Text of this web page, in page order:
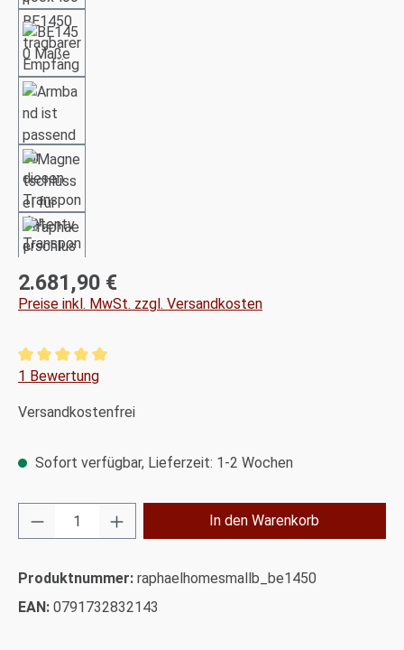
Regulärer Preis:
2.681,90 €
Preise inkl. MwSt. zzgl. Versandkosten
Durchschnittliche Bewertung von 5 von 5 Sternen
1 Bewertung
Versandkostenfrei
Sofort verfügbar, Lieferzeit: 1-2 Wochen
Produkt Anzahl: Gib den gewünschten
In den Warenkorb
Produktnummer: raphaelhomesmallb_be1450
EAN: 0791732832143